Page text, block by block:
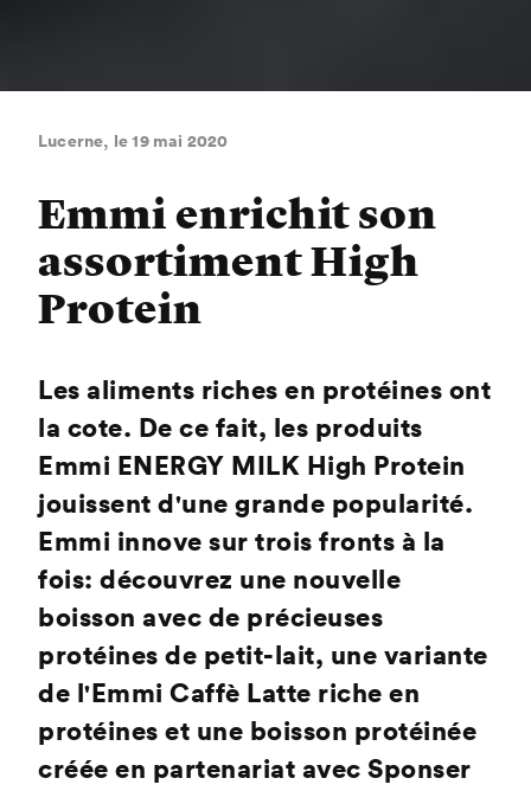
Lucerne, le 19 mai 2020
Emmi enrichit son
assortiment High
Protein
Les aliments riches en protéines ont
la cote. De ce fait, les produits
Emmi ENERGY MILK High Protein
jouissent d'une grande popularité.
Emmi innove sur trois fronts à la
fois: découvrez une nouvelle
boisson avec de précieuses
protéines de petit-lait, une variante
de l'Emmi Caffè Latte riche en
protéines et une boisson protéinée
créée en partenariat avec Sponser